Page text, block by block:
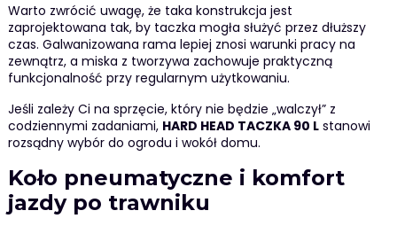
Warto zwrócić uwagę, że taka konstrukcja jest
zaprojektowana tak, by taczka mogła służyć przez dłuższy
czas. Galwanizowana rama lepiej znosi warunki pracy na
zewnątrz, a miska z tworzywa zachowuje praktyczną
funkcjonalność przy regularnym użytkowaniu.
Jeśli zależy Ci na sprzęcie, który nie będzie „walczył” z
codziennymi zadaniami, HARD HEAD TACZKA 90 Lstanowi
rozsądny wybór do ogrodu i wokół domu.
Koło pneumatyczne i komfort
jazdy po trawniku